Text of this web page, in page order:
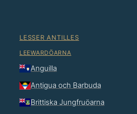
LESSER ANTILLES
LEEWARDÖARNA
Anguilla
Antigua och Barbuda
Brittiska Jungfruöarna